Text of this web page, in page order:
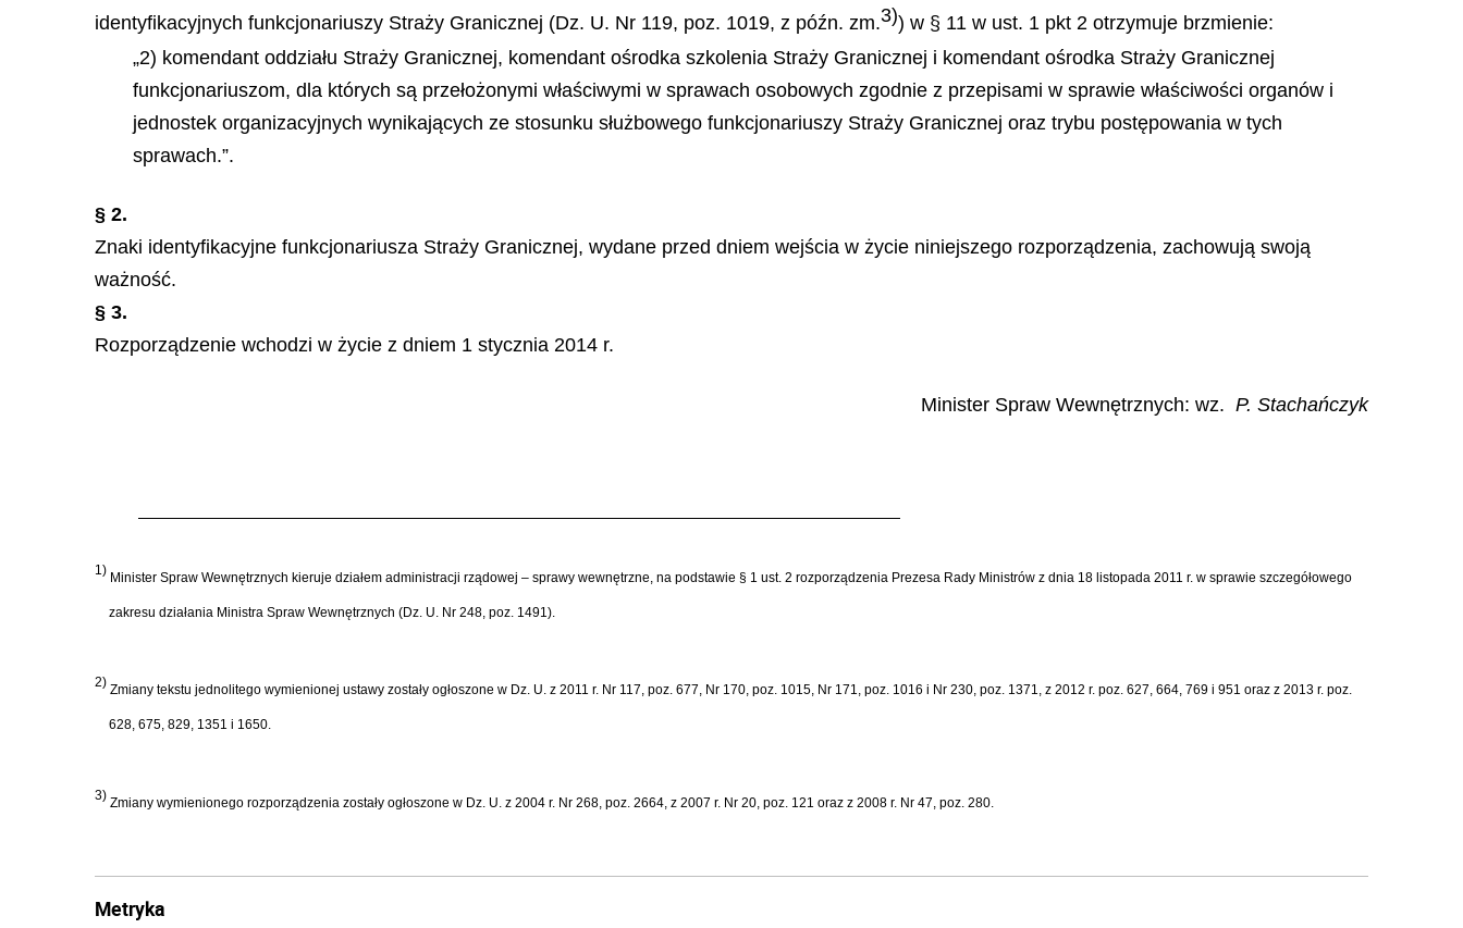
identyfikacyjnych funkcjonariuszy Straży Granicznej (Dz. U. Nr 119, poz. 1019, z późn. zm.3)) w § 11 w ust. 1 pkt 2 otrzymuje brzmienie:
„2) komendant oddziału Straży Granicznej, komendant ośrodka szkolenia Straży Granicznej i komendant ośrodka Straży Granicznej
funkcjonariuszom, dla których są przełożonymi właściwymi w sprawach osobowych zgodnie z przepisami w sprawie właściwości organów i
jednostek organizacyjnych wynikających ze stosunku służbowego funkcjonariuszy Straży Granicznej oraz trybu postępowania w tych
sprawach.”.
§ 2.
Znaki identyfikacyjne funkcjonariusza Straży Granicznej, wydane przed dniem wejścia w życie niniejszego rozporządzenia, zachowują swoją
ważność.
§ 3.
Rozporządzenie wchodzi w życie z dniem 1 stycznia 2014 r.
Minister Spraw Wewnętrznych: wz. P. Stachańczyk
1) Minister Spraw Wewnętrznych kieruje działem administracji rządowej – sprawy wewnętrzne, na podstawie § 1 ust. 2 rozporządzenia Prezesa Rady Ministrów z dnia 18 listopada 2011 r. w sprawie szczegółowego
zakresu działania Ministra Spraw Wewnętrznych (Dz. U. Nr 248, poz. 1491).
2) Zmiany tekstu jednolitego wymienionej ustawy zostały ogłoszone w Dz. U. z 2011 r. Nr 117, poz. 677, Nr 170, poz. 1015, Nr 171, poz. 1016 i Nr 230, poz. 1371, z 2012 r. poz. 627, 664, 769 i 951 oraz z 2013 r. poz.
628, 675, 829, 1351 i 1650.
3) Zmiany wymienionego rozporządzenia zostały ogłoszone w Dz. U. z 2004 r. Nr 268, poz. 2664, z 2007 r. Nr 20, poz. 121 oraz z 2008 r. Nr 47, poz. 280.
Metryka